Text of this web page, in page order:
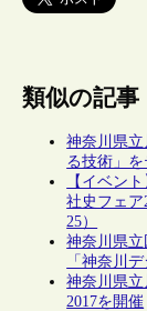
類似の記事
神奈川県
る技術」
【イベン
社史フェア
25）
神奈川県
「神奈川
神奈川県
2017を開催